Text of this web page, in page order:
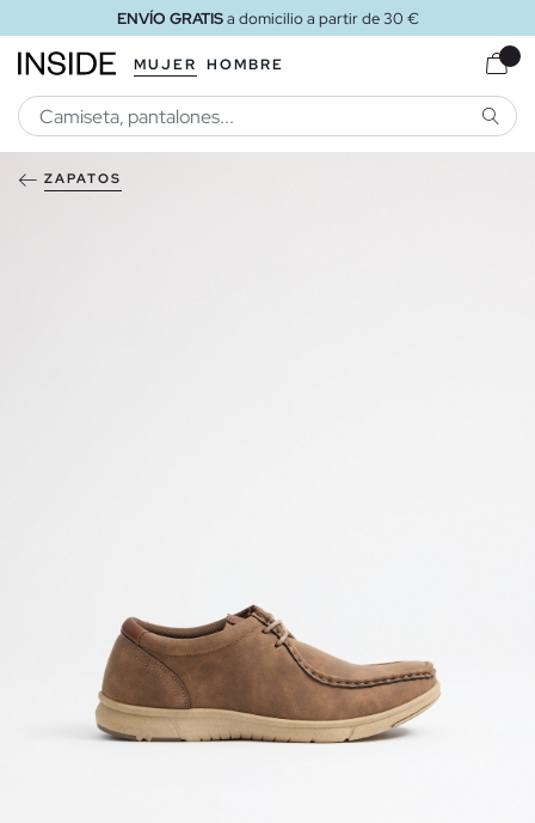
ENVÍO GRATISa domicilio a partir de 30 €
MUJER HOMBRE
ZAPATOS